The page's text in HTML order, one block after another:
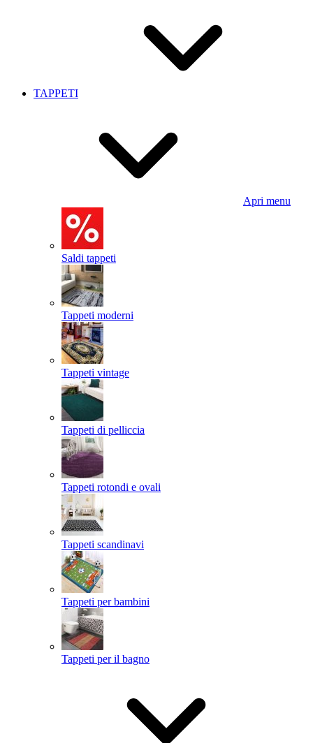
TAPPETI
Apri menu
Saldi tappeti
Tappeti moderni
Tappeti vintage
Tappeti di pelliccia
Tappeti rotondi e ovali
Tappeti scandinavi
Tappeti per bambini
Tappeti per il bagno